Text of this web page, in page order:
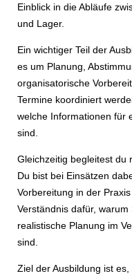
Einblick in die Abläufe
und Lager.
Ein wichtiger Teil der
es um Planung,
organisatorische
Termine koordiniert
welche Informationen für
sind.
Gleichzeitig begleitest du
Du bist bei Einsätzen
Vorbereitung in der
Verständnis dafür,
realistische Planung im
sind.
Ziel der Ausbildung ist